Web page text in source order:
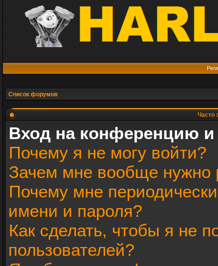
Список форумов
Часто
Вход на конференцию и
Почему я не могу войти?
Зачем мне вообще нужно
Почему мне
имени и пароля?
Как сделать, чтобы я не
пользователей?